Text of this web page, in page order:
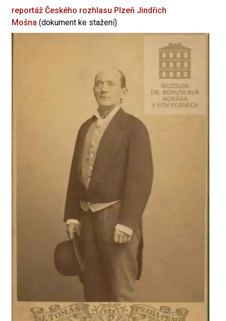
reportáž Českého rozhlasu Plzeň Jindřich
Mošna (dokument ke stažení)